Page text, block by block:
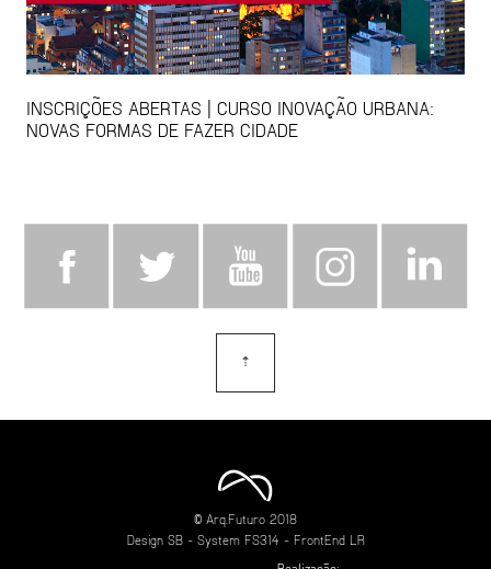
INSCRIÇÕES ABERTAS | CURSO INOVAÇÃO URBANA:
NOVAS FORMAS DE FAZER CIDADE
⇡
© Arq.Futuro 2018
Design SB- System FS314 - FrontEnd LR